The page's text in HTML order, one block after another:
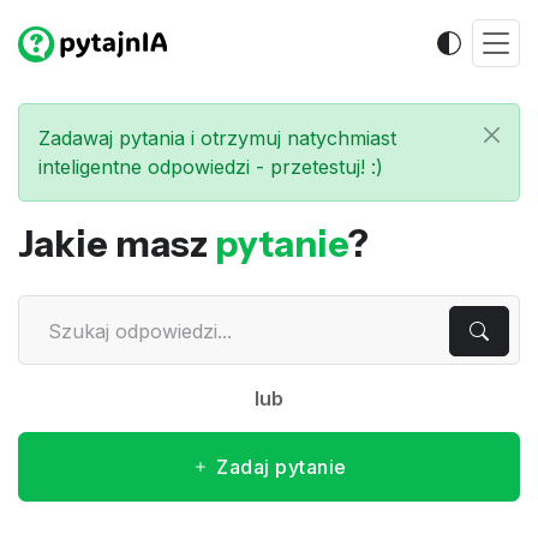
Zadawaj pytania i otrzymuj natychmiast
inteligentne odpowiedzi - przetestuj! :)
Jakie masz pytanie?
lub
Zadaj pytanie